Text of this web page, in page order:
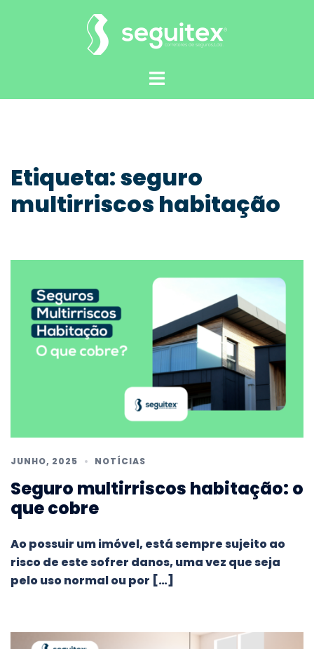
Alternar
Etiqueta:seguro
multirriscos habitação
JUNHO, 2025 NOTÍCIAS
Seguro multirriscos habitação: o
que cobre
Ao possuir um imóvel, está sempre sujeito ao
risco de este sofrer danos, uma vez que seja
pelo uso normal ou por […]